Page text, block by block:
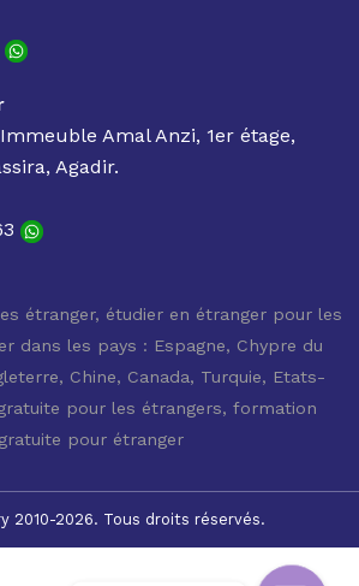
Amal Anzi, 1er étage,
Agadir.
étranger, étudier en étranger pour les
dans les pays : Espagne, Chypre du
Chine, Canada, Turquie, Etats-
pour les étrangers, formation
gratuite pour étranger
2010-2026. Tous droits réservés.